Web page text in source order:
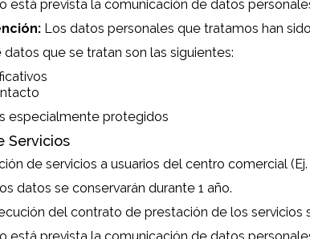
está prevista la comunicación de datos
Los datos personales que tratamos han
que se tratan son las siguientes:
especialmente protegidos
Servicios
de servicios a usuarios del centro comercial
datos se conservarán durante 1 año.
del contrato de prestación de los servicios